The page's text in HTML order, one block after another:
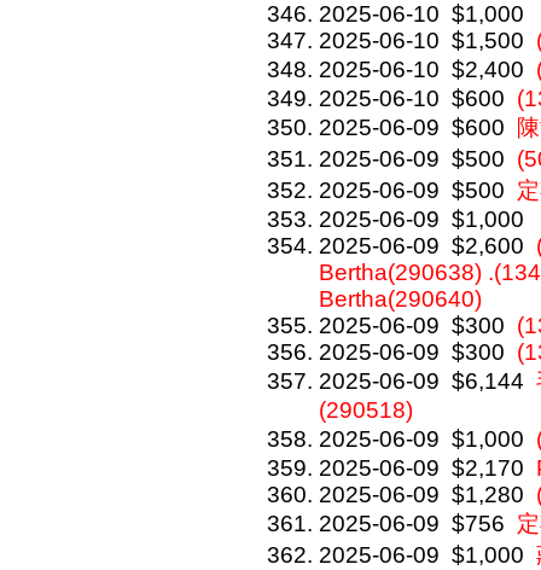
2025-06-10 $1,000
2025-06-10 $1,500
2025-06-10 $2,400
2025-06-10 $600
2025-06-09 $600
2025-06-09 $500
2025-06-09 $500
2025-06-09 $1,000
2025-06-09 $2,600
Bertha(290638)
Bertha(290640)
2025-06-09 $300
2025-06-09 $300
2025-06-09 $6,144
(290518)
2025-06-09 $1,000
2025-06-09 $2,170
2025-06-09 $1,280
2025-06-09 $756
2025-06-09 $1,000